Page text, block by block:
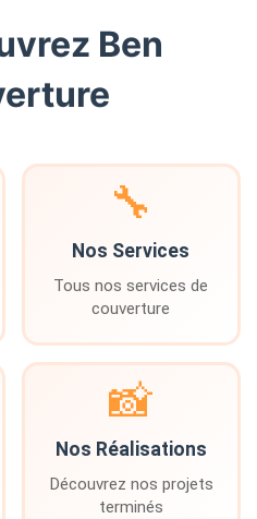
Ben
🔧
Nos Services
Tous nos services de
couverture
📸
Nos Réalisations
Découvrez nos projets
terminés